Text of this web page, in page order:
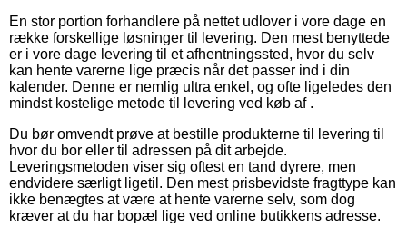
En stor portion forhandlere på nettet udlover i vore dage en
række forskellige løsninger til levering. Den mest benyttede
er i vore dage levering til et afhentningssted, hvor du selv
kan hente varerne lige præcis når det passer ind i din
kalender. Denne er nemlig ultra enkel, og ofte ligeledes den
mindst kostelige metode til levering ved køb af .
Du bør omvendt prøve at bestille produkterne til levering til
hvor du bor eller til adressen på dit arbejde.
Leveringsmetoden viser sig oftest en tand dyrere, men
endvidere særligt ligetil. Den mest prisbevidste fragttype kan
ikke benægtes at være at hente varerne selv, som dog
kræver at du har bopæl lige ved online butikkens adresse.